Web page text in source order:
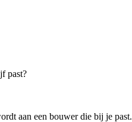
past?
aan een bouwer die bij je past.